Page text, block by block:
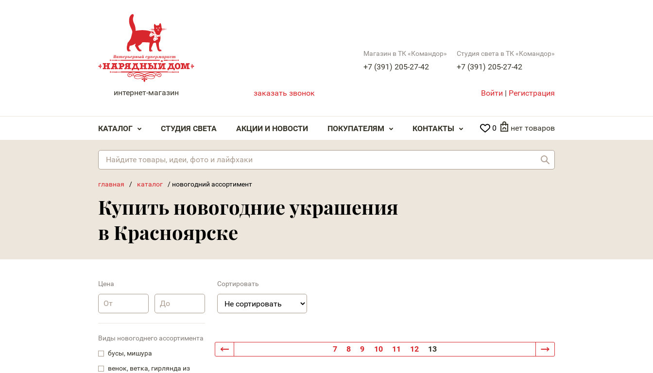
НАРЯДНЫЙ ДОМ
интернет-магазин
Магазин в ТК «Командор»
+7 (391) 205-27-42
Студия света в ТК «Командор»
+7 (391) 205-27-42
заказать звонок Войти | Регистрация
КАТАЛОГ СТУДИЯ СВЕТА АКЦИИ И НОВОСТИ ПОКУПАТЕЛЯМ КОНТАКТЫ 0 нет товаров
главная / каталог / новогодний ассортимент
Купить новогодние украшения
в Красноярске
7 8 9 10 11 12 13
Цена
Виды новогоднего ассортимента
бусы, мишура
венок, ветка, гирлянда из
Сортировать